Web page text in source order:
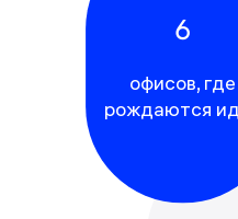
6
офисов, где
рождаются